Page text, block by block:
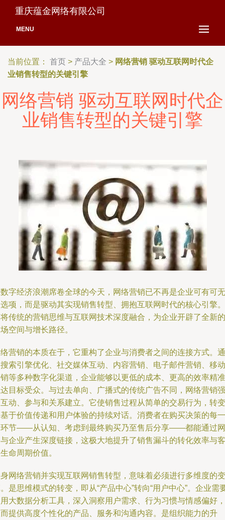
重庆蕴金网络有限公司
MENU
当前位置： 首页 > 产品大全 > 网络营销 驱动互联网时代企
业销售转型的关键引擎
网络营销 驱动互联网时代企
业销售转型的关键引擎
字经济浪潮席卷全球的今天，网络营销已不再是企业可有可无
项，而是驱动其实现销售转型、拥抱互联网时代的核心引擎。
传统的营销思维与互联网技术深度融合，为企业开辟了全新的
空间与增长路径。
营销的本质在于，它重构了企业与消费者之间的连接方式。通
索引擎优化、社交媒体互动、内容营销、电子邮件营销、移动
等多种数字化渠道，企业能够以更低的成本、更高的效率精准
目标受众。与过去单向、广播式的传统广告不同，网络营销强
动、参与和关系建立。它使销售过程从简单的交易行为，转变
于价值传递和用户体验的持续对话。消费者在购买决策的每一
节——从认知、考虑到最终购买乃至售后分享——都能通过网
企业产生深度链接，这极大地提升了销售漏斗的转化效率与客
命周期价值。
网络营销并实现互联网销售转型，意味着必须进行多维度的变
是思维模式的转变，即从“产品中心”转向“用户中心”。企业需
大数据分析工具，深入洞察用户需求、行为习惯与情感偏好，
提供高度个性化的产品、服务和沟通内容。是组织能力的升